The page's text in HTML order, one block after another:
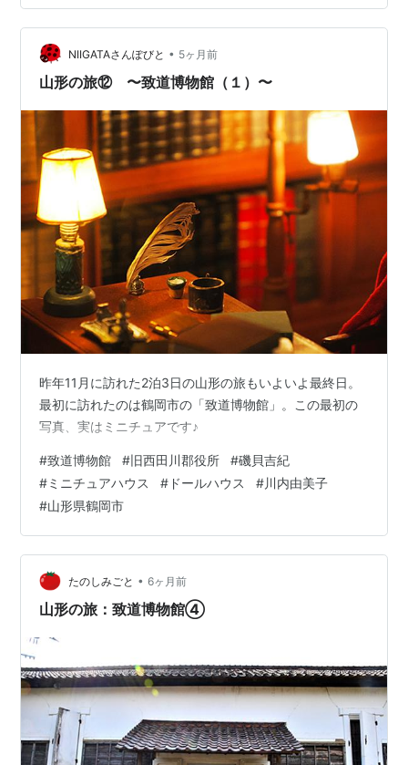
NIIGATAさんぽびと • 5ヶ月前
山形の旅⑫ 〜致道博物館（１）〜
昨年11月に訪れた2泊3日の山形の旅もいよいよ最終日。
最初に訪れたのは鶴岡市の「致道博物館」。この最初の
写真、実はミニチュアです♪
#致道博物館 #旧西田川郡役所 #磯貝吉紀
#ミニチュアハウス # ドールハウス #川内由美子
#山形県鶴岡市
たのしみごと • 6ヶ月前
山形の旅：致道博物館④